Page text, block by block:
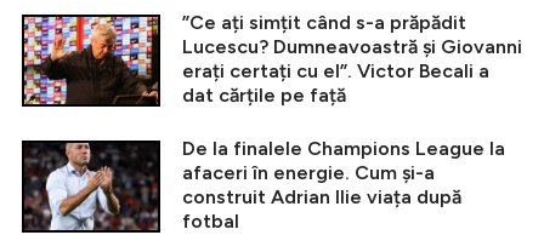
”Ce ați simțit când s-a prăpădit
Lucescu? Dumneavoastră și Giovanni
erați certați cu el”. Victor Becali a
dat cărțile pe față
De la finalele Champions League la
afaceri în energie. Cum și-a
construit Adrian Ilie viața după
fotbal